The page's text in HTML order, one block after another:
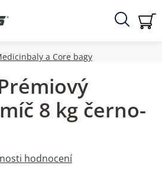
Hledat
a Core bagy
8 kg černo-
hodnocení